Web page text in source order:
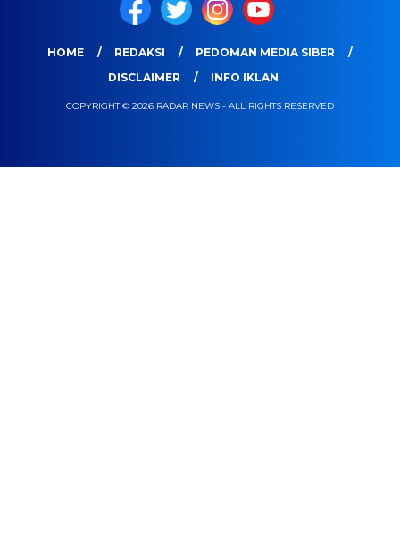
HOME REDAKSI
PEDOMAN MEDIA SIBER
DISCLAIMER
INFO IKLAN
COPYRIGHT © 2026 RADAR NEWS - ALL RIGHTS RESERVED